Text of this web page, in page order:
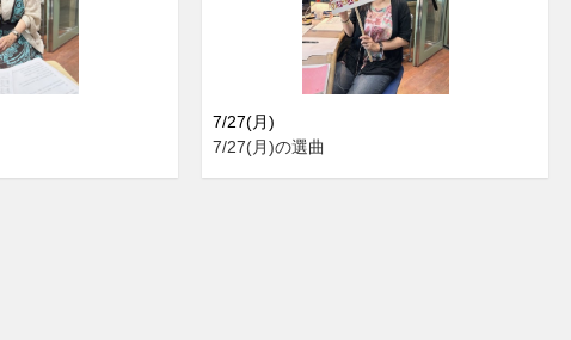
7/27(月)
7/27(月)の選曲